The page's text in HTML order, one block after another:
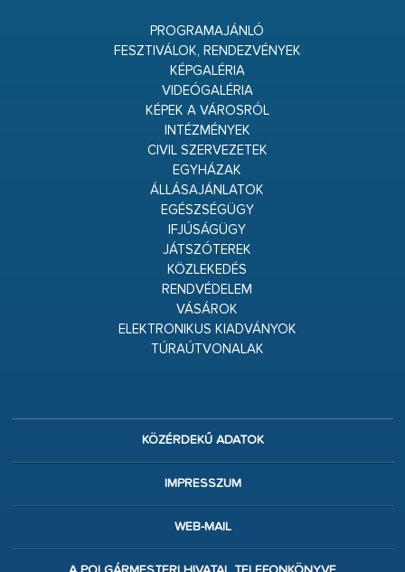
PROGRAMAJÁNLÓ
FESZTIVÁLOK, RENDEZVÉNYEK
KÉPGALÉRIA
VIDEÓGALÉRIA
KÉPEK A VÁROSRÓL
INTÉZMÉNYEK
CIVIL SZERVEZETEK
EGYHÁZAK
ÁLLÁSAJÁNLATOK
EGÉSZSÉGÜGY
IFJÚSÁGÜGY
JÁTSZÓTEREK
KÖZLEKEDÉS
RENDVÉDELEM
VÁSÁROK
ELEKTRONIKUS KIADVÁNYOK
TÚRAÚTVONALAK
KÖZÉRDEKŰ ADATOK
IMPRESSZUM
WEB-MAIL